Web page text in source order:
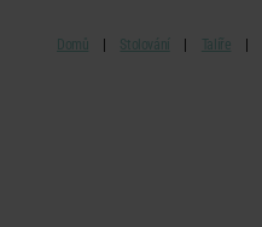
Domů Stolování Talíře